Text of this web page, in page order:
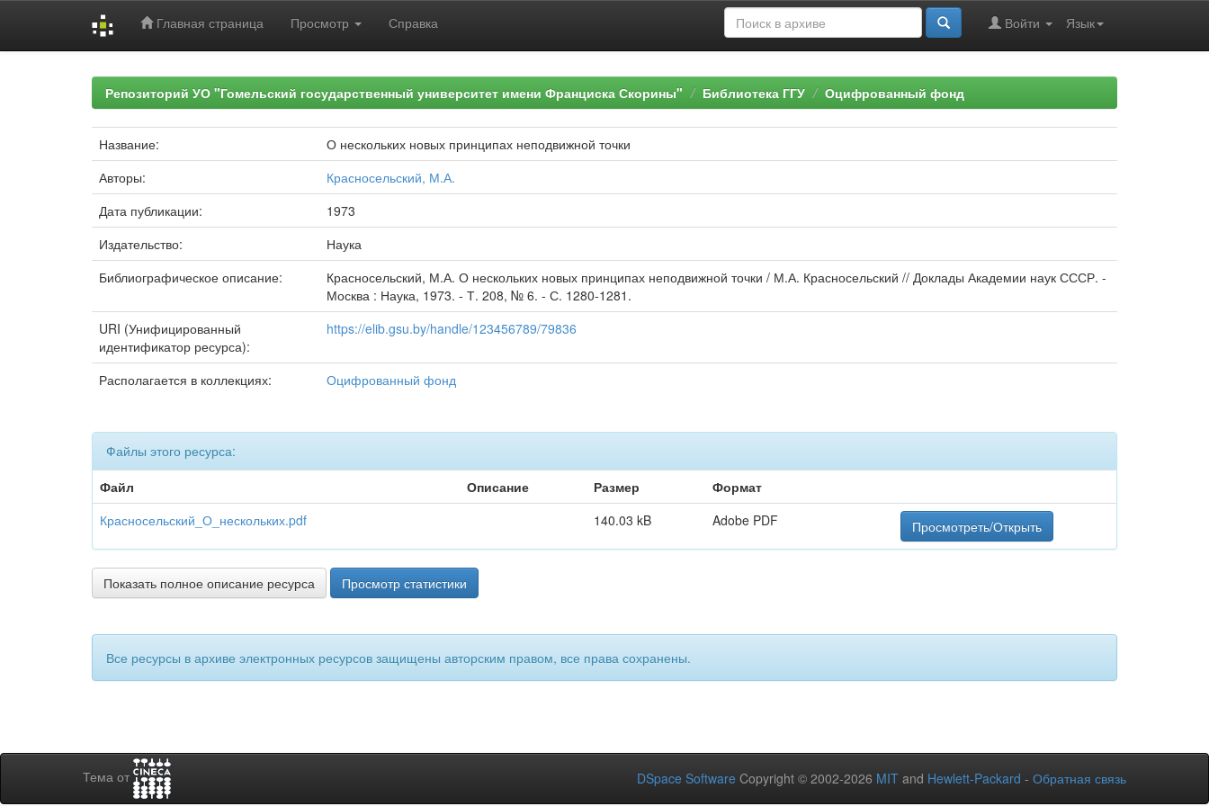
Главная страница Просмотр Справка Язык
Войти
Репозиторий УО "Гомельский государственный университет имени Франциска Скорины" Библиотека ГГУ Оцифрованный фонд
Название:
О нескольких новых принципах неподвижной точки
Авторы:
Красносельский, М.А.
Дата публикации:
1973
Издательство:
Наука
Библиографическое описание:
Красносельский, М.А. О нескольких новых принципах неподвижной точки / М.А. Красносельский // Доклады Академии наук СССР. -
Москва : Наука, 1973. - Т. 208, № 6. - С. 1280-1281.
URI (Унифицированный
идентификатор ресурса):
https://elib.gsu.by/handle/123456789/79836
Располагается в коллекциях: Оцифрованный фонд
Файлы этого ресурса:
Файл
Описание Размер
Формат
Красносельский_О_нескольких.pdf
140.03 kB Adobe PDF Просмотреть/Открыть
Показать полное описание ресурса Просмотр статистики
Все ресурсы в архиве электронных ресурсов защищены авторским правом, все права сохранены.
Тема от DSpace Software Copyright © 2002-2026 MIT and Hewlett-Packard - Обратная связь